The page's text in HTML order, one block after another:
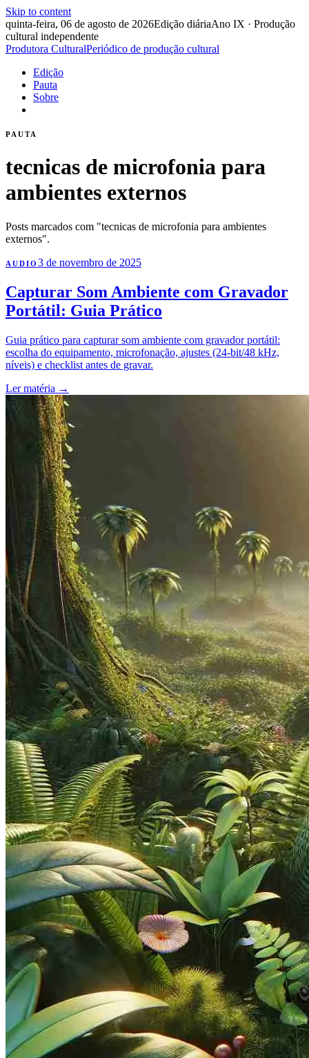
Skip to content
quinta-feira, 06 de agosto de 2026Edição diáriaAno IX · Produção
cultural independente
Produtora CulturalPeriódico de produção cultural
Edição
Pauta
Sobre
PAUTA
tecnicas de microfonia para
ambientes externos
Posts marcados com "tecnicas de microfonia para ambientes
externos".
AUDIO 3 de novembro de 2025
Capturar Som Ambiente com Gravador
Portátil: Guia Prático
Guia prático para capturar som ambiente com gravador portátil:
escolha do equipamento, microfonação, ajustes (24-bit/48 kHz,
níveis) e checklist antes de gravar.
Ler matéria →